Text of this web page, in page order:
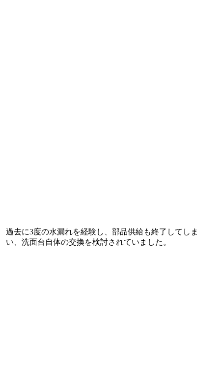
過去に3度の水漏れを経験し、部品供給も終了してしま
い、洗面台自体の交換を検討されていました。